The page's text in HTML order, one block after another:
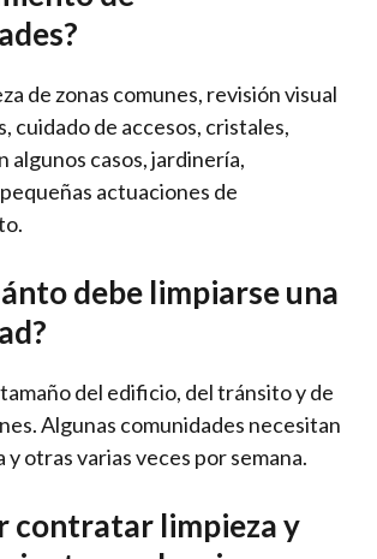
de zonas comunes, revisión visual
cuidado de accesos, cristales,
algunos casos, jardinería,
actuaciones de
debe limpiarse una
del edificio, del tránsito y de
Algunas comunidades necesitan
y otras varias veces por semana.
contratar limpieza y